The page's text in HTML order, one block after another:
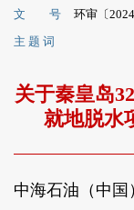
文 号
环审〔
主 题 词
关于秦皇岛
就地脱水
中海石油（中国